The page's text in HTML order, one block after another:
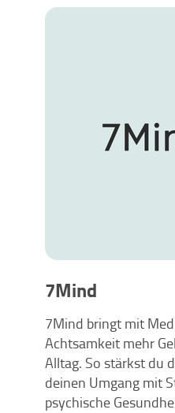
7Mind
7Mind bringt mit
Achtsamkeit mehr
Alltag. So stärkst du
deinen Umgang mit
psychische